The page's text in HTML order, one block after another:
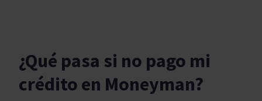
¿Qué pasa si no pago mi
crédito en Moneyman?